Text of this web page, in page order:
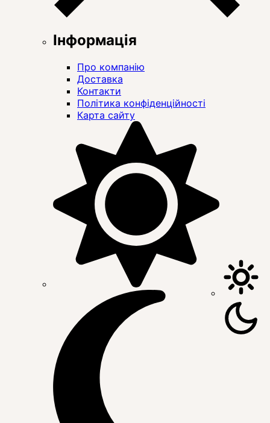
Інформація
Про компанію
Доставка
Контакти
Політика конфіденційності
Карта сайту